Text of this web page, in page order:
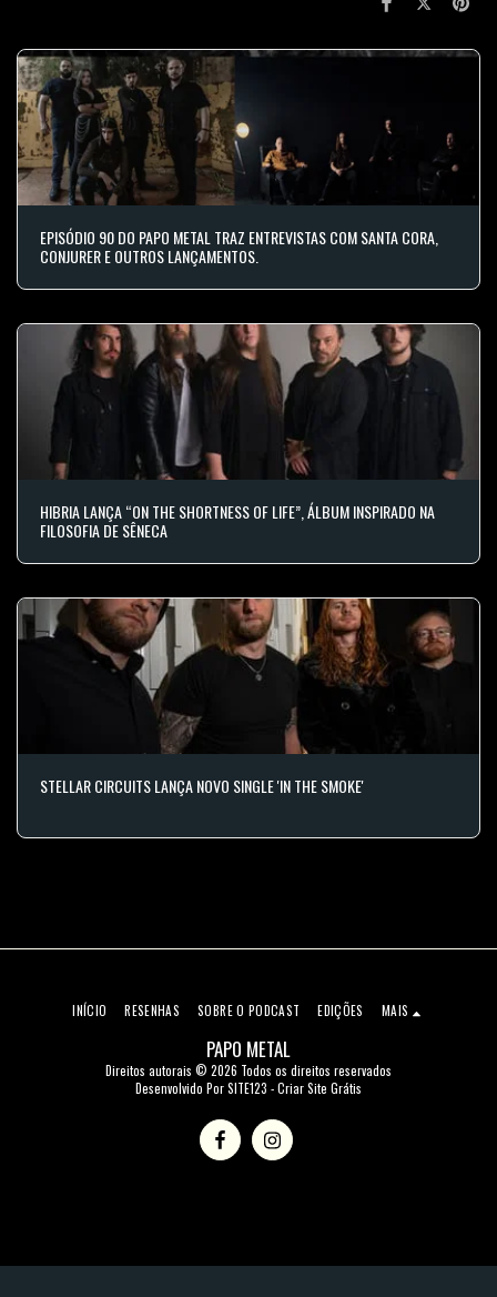
EPISÓDIO 90 DO PAPO METAL TRAZ ENTREVISTAS COM SANTA CORA,
CONJURER E OUTROS LANÇAMENTOS.
HIBRIA LANÇA “ON THE SHORTNESS OF LIFE”, ÁLBUM INSPIRADO NA
FILOSOFIA DE SÊNECA
STELLAR CIRCUITS LANÇA NOVO SINGLE 'IN THE SMOKE'
PAPO METAL
Direitos autorais © 2026 Todos os direitos reservados
Desenvolvido PorSITE123 -Criar Site Grátis
INÍCIO RESENHAS SOBRE O PODCAST EDIÇÕES MAIS